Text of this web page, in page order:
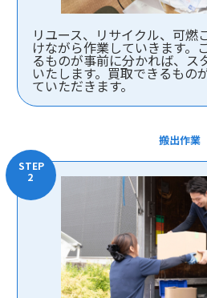
リユース、リサイクル、可燃
けながら作業していきます。
るものが事前に分かれば、ス
いたします。買取できるもの
ていただきます。
搬出作業